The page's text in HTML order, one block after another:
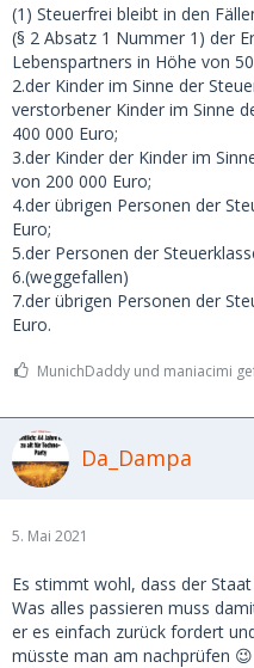
(1) Steuerfrei bleibt in den
(§ 2 Absatz 1 Nummer 1) der
Lebenspartners in Höhe von
2.der Kinder im Sinne der
verstorbener Kinder im Sinne
400 000 Euro;
3.der Kinder der Kinder im
von 200 000 Euro;
4.der übrigen Personen der
Euro;
5.der Personen der
6.(weggefallen)
7.der übrigen Personen der
Euro.
MunichDaddy und maniacimi
Da_Dampa
5. Mai 2021
Es stimmt wohl, dass der
Was alles passieren muss
er es einfach zurück fordert
müsste man am nachprüfen 😉